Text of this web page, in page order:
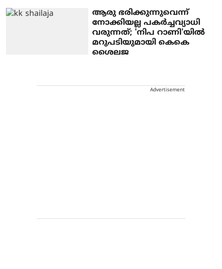
ആരു ഭരിക്കുന്നുവെന്ന്
നോക്കിയല്ല പകര്‍ച്ചവ്യാധി
വരുന്നത്; 'നിപ റാണി'യില്‍
മറുപടിയുമായി കെകെ
ശൈലജ
Advertisement